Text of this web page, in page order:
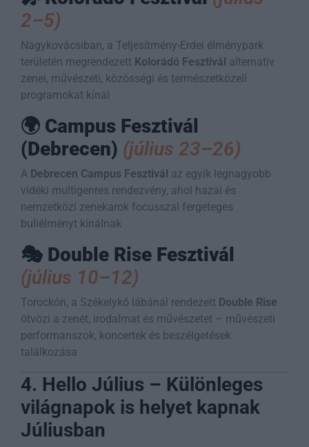
2–5)
Nagykovácsiban, a Teljesítmény-Erdei élménypark
területén megrendezett Kolorádó Fesztivál alternatív
zenei, művészeti, közösségi és természetközeli
programokat kínál
🌍 Campus Fesztivál
(Debrecen) (július 23–26)
A Debrecen Campus Fesztivál az egyik legnagyobb
vidéki multigenres rendezvény, ahol hazai és
nemzetközi zenekarok focusszal fergeteges
buliélményt kínálnak
🎭 Double Rise Fesztivál
(július 10–12)
Torockón, a Székelykő lábánál rendezett Double Rise
ötvözi a zenét, irodalmat és művészetet – művészeti
performanszok, koncertek és beszélgetések
találkozása
4. Hello Július – Különleges
világnapok is helyet kapnak
Júliusban